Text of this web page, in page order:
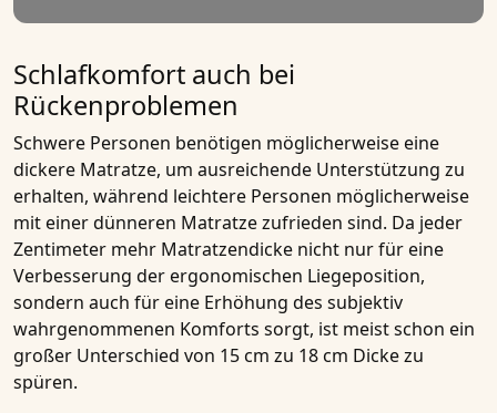
Schlafkomfort auch bei
Rückenproblemen
Schwere Personen benötigen möglicherweise eine
dickere Matratze, um ausreichende Unterstützung zu
erhalten, während leichtere Personen möglicherweise
mit einer dünneren Matratze zufrieden sind. Da jeder
Zentimeter mehr Matratzendicke nicht nur für eine
Verbesserung der ergonomischen Liegeposition,
sondern auch für eine Erhöhung des subjektiv
wahrgenommenen Komforts sorgt, ist meist schon ein
großer Unterschied von 15 cm zu 18 cm Dicke zu
spüren.